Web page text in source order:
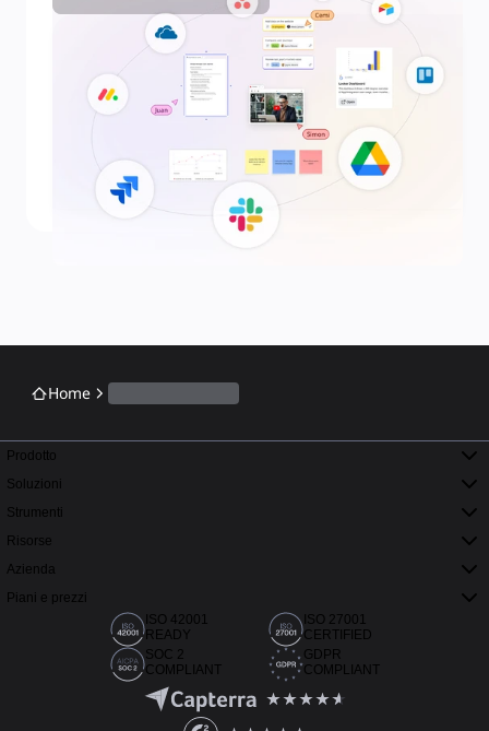
Home
Prodotto
Soluzioni
Strumenti
Risorse
Azienda
Piani e prezzi
ISO 42001
READY
ISO 27001
CERTIFIED
SOC 2
COMPLIANT
GDPR
COMPLIANT